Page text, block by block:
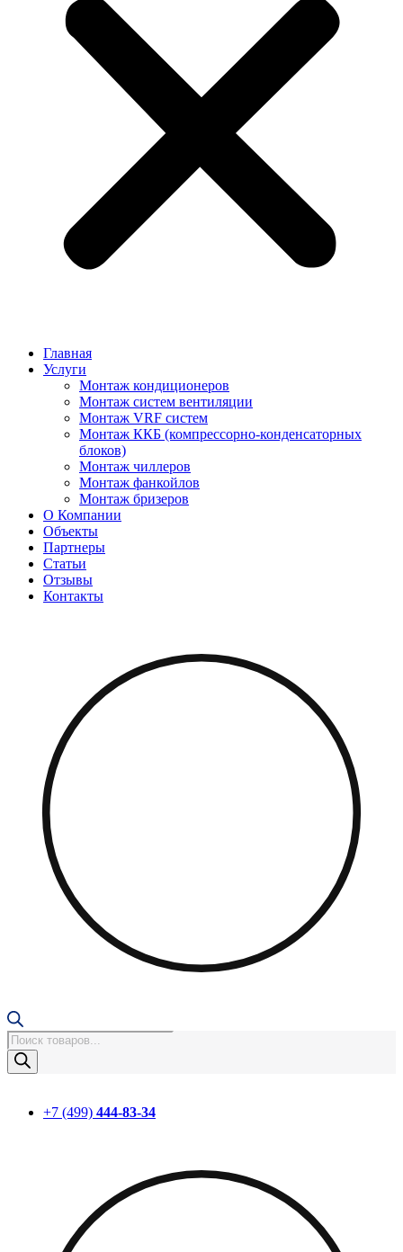
Главная
Услуги
Монтаж кондиционеров
Монтаж cистем вентиляции
Монтаж VRF систем
Монтаж ККБ (компрессорно-конденсаторных
блоков)
Монтаж чиллеров
Монтаж фанкойлов
Монтаж бризеров
О Компании
Объекты
Партнеры
Статьи
Отзывы
Контакты
Поиск
товаров
+7 (499) 444-83-34